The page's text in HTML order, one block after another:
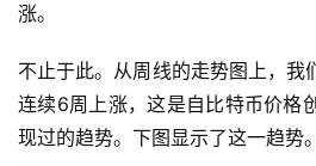
涨。
不止于此。从周线的走势图上，我
连续6周上涨，这是自比特币价格
现过的趋势。下图显示了这一趋势。